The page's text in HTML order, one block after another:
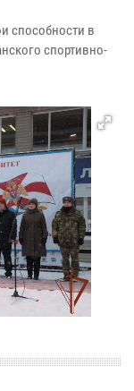
способности в
спортивно-